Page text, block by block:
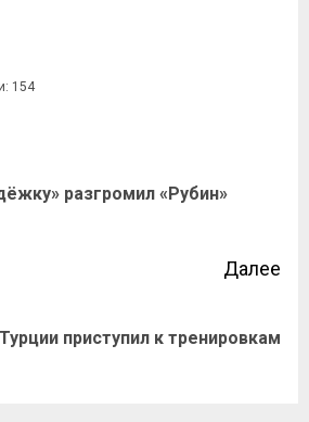
154
разгромил «Рубин»
Далее
приступил к тренировкам